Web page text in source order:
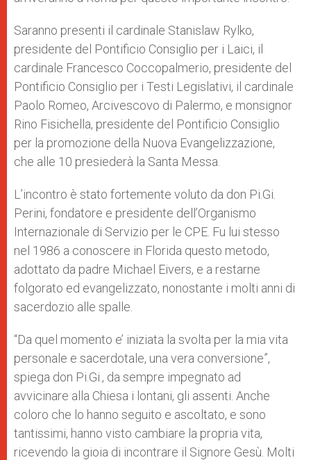
Saranno presenti il cardinale Stanislaw Rylko,
presidente del Pontificio Consiglio per i Laici, il
cardinale Francesco Coccopalmerio, presidente del
Pontificio Consiglio per i Testi Legislativi, il cardinale
Paolo Romeo, Arcivescovo di Palermo, e monsignor
Rino Fisichella, presidente del Pontificio Consiglio
per la promozione della Nuova Evangelizzazione,
che alle 10 presiederà la Santa Messa.
L’incontro è stato fortemente voluto da don Pi.Gi.
Perini, fondatore e presidente dell’Organismo
Internazionale di Servizio per le CPE. Fu lui stesso
nel 1986 a conoscere in Florida questo metodo,
adottato da padre Michael Eivers, e a restarne
folgorato ed evangelizzato, nonostante i molti anni di
sacerdozio alle spalle.
“Da quel momento e’ iniziata la svolta per la mia vita
personale e sacerdotale, una vera conversione”,
spiega don Pi.Gi., da sempre impegnato ad
avvicinare alla Chiesa i lontani, gli assenti. Anche
coloro che lo hanno seguito e ascoltato, e sono
tantissimi, hanno visto cambiare la propria vita,
ricevendo la gioia di incontrare il Signore Gesù. Molti